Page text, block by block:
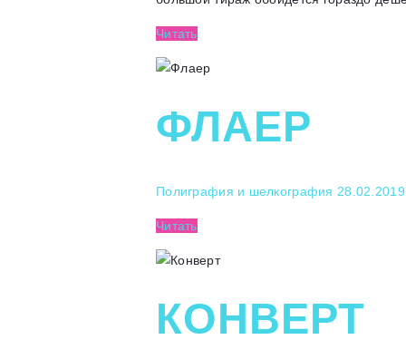
Читать
ФЛАЕР
Полиграфия и шелкография 28.02.2019
Читать
КОНВЕРТ